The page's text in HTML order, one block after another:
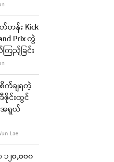
တန်း Kick
Prix တွဲ
ြည့်ခြင်း
စိတ်ချရတဲ့
င်းထွင်
အရွယ်
Lae
၂၀,၀၀၀